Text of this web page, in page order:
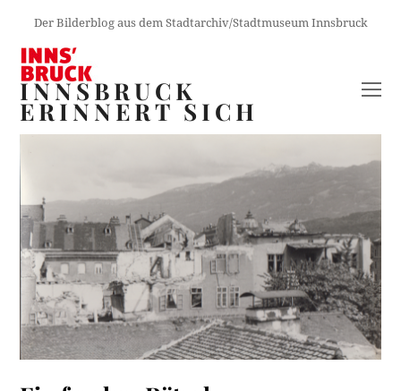
Der Bilderblog aus dem Stadtarchiv/Stadtmuseum Innsbruck
INNSBRUCK
ERINNERT SICH